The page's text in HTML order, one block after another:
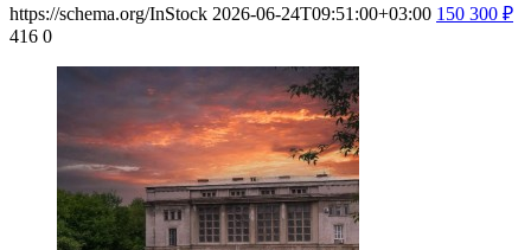
https://schema.org/InStock 2026-06-24T09:51:00+03:00 150 300 ₽
416 0